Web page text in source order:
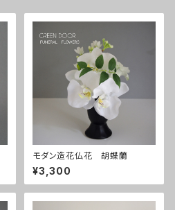
モダン造花仏花 胡蝶蘭
¥3,300